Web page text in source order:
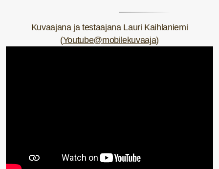
Kuvaajana ja testaajana Lauri Kaihlaniemi
(Youtube@mobilekuvaaja)